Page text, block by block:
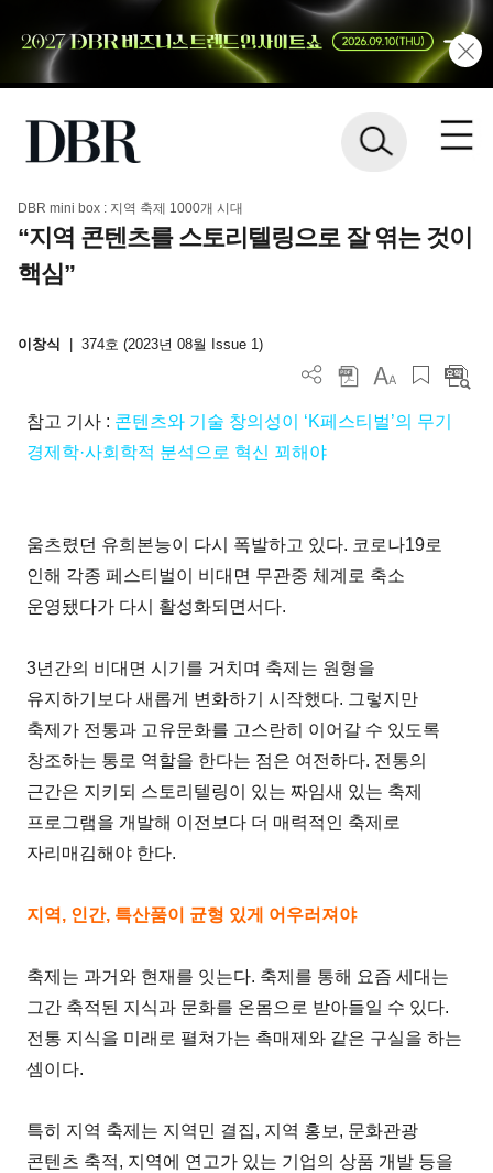
DBR mini box : 지역 축제 1000개 시대
“지역 콘텐츠를 스토리텔링으로 잘 엮는 것이
핵심”
이창식 374호 (2023년 08월 Issue 1)
참고 기사 : 콘텐츠와 기술 창의성이 ‘K페스티벌’의 무기
경제학·사회학적 분석으로 혁신 꾀해야
움츠렸던 유희본능이 다시 폭발하고 있다. 코로나19로
인해 각종 페스티벌이 비대면 무관중 체계로 축소
운영됐다가 다시 활성화되면서다.
3년간의 비대면 시기를 거치며 축제는 원형을
유지하기보다 새롭게 변화하기 시작했다. 그렇지만
축제가 전통과 고유문화를 고스란히 이어갈 수 있도록
창조하는 통로 역할을 한다는 점은 여전하다. 전통의
근간은 지키되 스토리텔링이 있는 짜임새 있는 축제
프로그램을 개발해 이전보다 더 매력적인 축제로
자리매김해야 한다.
지역, 인간, 특산품이 균형 있게 어우러져야
축제는 과거와 현재를 잇는다. 축제를 통해 요즘 세대는
그간 축적된 지식과 문화를 온몸으로 받아들일 수 있다.
전통 지식을 미래로 펼쳐가는 촉매제와 같은 구실을 하는
셈이다.
특히 지역 축제는 지역민 결집, 지역 홍보, 문화관광
콘텐츠 축적, 지역에 연고가 있는 기업의 상품 개발 등을